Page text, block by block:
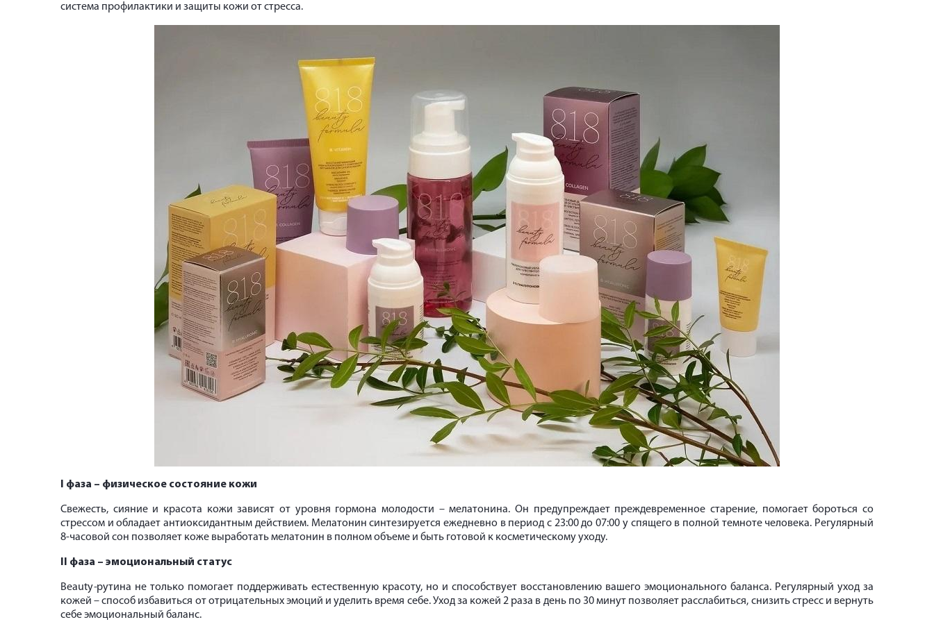
система профилактики и защиты кожи от стресса.
I фаза – физическое состояние кожи
Свежесть, сияние и красота кожи зависят от уровня гормона молодости – мелатонина. Он предупреждает преждевременное старение, помогает бороться со
стрессом и обладает антиоксидантным действием. Мелатонин синтезируется ежедневно в период с 23:00 до 07:00 у спящего в полной темноте человека. Регулярный
8-часовой сон позволяет коже выработать мелатонин в полном объеме и быть готовой к косметическому уходу.
II фаза – эмоциональный статус
Вeauty-рутина не только помогает поддерживать естественную красоту, но и способствует восстановлению вашего эмоционального баланса. Регулярный уход за
кожей – способ избавиться от отрицательных эмоций и уделить время себе. Уход за кожей 2 раза в день по 30 минут позволяет расслабиться, снизить стресс и вернуть
себе эмоциональный баланс.